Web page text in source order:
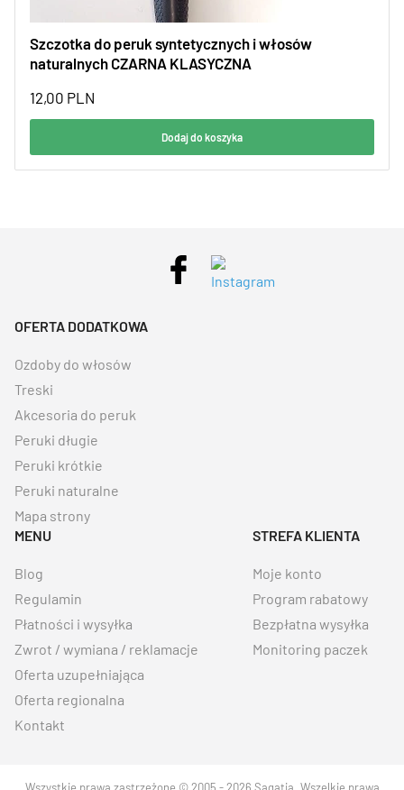
Szczotka do peruk syntetycznych i włosów
naturalnych CZARNA KLASYCZNA
12,00 PLN
Dodaj do koszyka
OFERTA DODATKOWA
Ozdoby do włosów
Treski
Akcesoria do peruk
Peruki długie
Peruki krótkie
Peruki naturalne
Mapa strony
MENU
Blog
Regulamin
Płatności i wysyłka
Zwrot / wymiana / reklamacje
Oferta uzupełniająca
Oferta regionalna
Kontakt
STREFA KLIENTA
Moje konto
Program rabatowy
Bezpłatna wysyłka
Monitoring paczek